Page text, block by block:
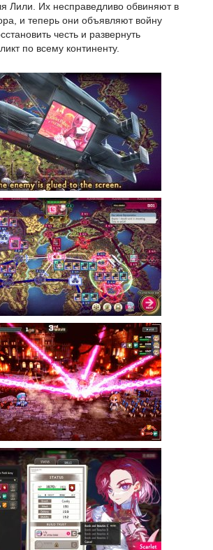
Лили. Их несправедливо обвиняют в
и теперь они объявляют войну
честь и развернуть
по всему континенту.